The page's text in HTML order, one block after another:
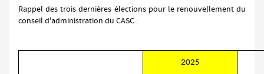
Rappel des trois dernières élections pour le renouvellement du
conseil d'administration du CASC :
2025